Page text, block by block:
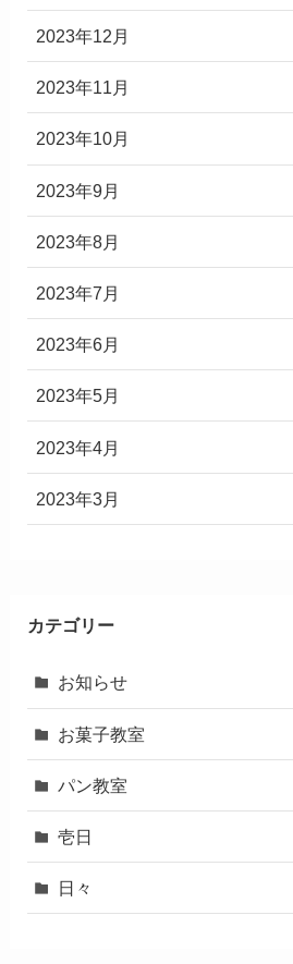
2023年12月
2023年11月
2023年10月
2023年9月
2023年8月
2023年7月
2023年6月
2023年5月
2023年4月
2023年3月
カテゴリー
お知らせ
お菓子教室
パン教室
壱日
日々